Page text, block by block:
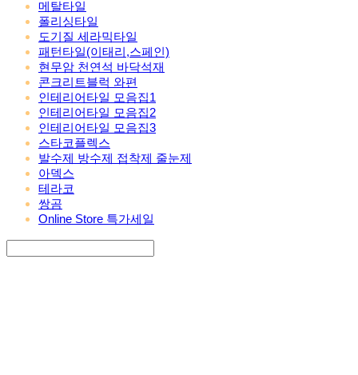
메탈타일
폴리싱타일
도기질 세라믹타일
패턴타일(이태리,스페인)
현무암 천연석 바닥석재
콘크리트블럭 와편
인테리어타일 모음집1
인테리어타일 모음집2
인테리어타일 모음집3
스타코플렉스
발수제 방수제 접착제 줄눈제
아덱스
테라코
쌍곰
Online Store 특가세일